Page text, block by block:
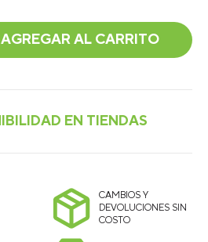
AGREGAR AL CARRITO
CAMBIOS Y
DEVOLUCIONES SIN
COSTO